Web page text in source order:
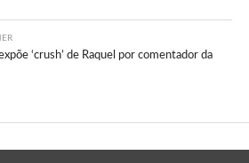
‘crush’ de Raquel por comentador da